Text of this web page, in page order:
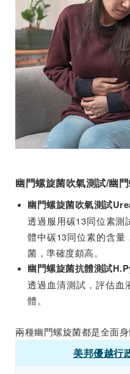
幽門螺旋菌吹氣測試/幽
幽門螺旋菌吹氣測試
透過服用碳13同位素測
體中碳13同位素的含量
菌，準確度頗高。
幽門螺旋菌抗體測試
透過血清測試，評估血
體。
兩種幽門螺旋菌都是全面
美邦優越行